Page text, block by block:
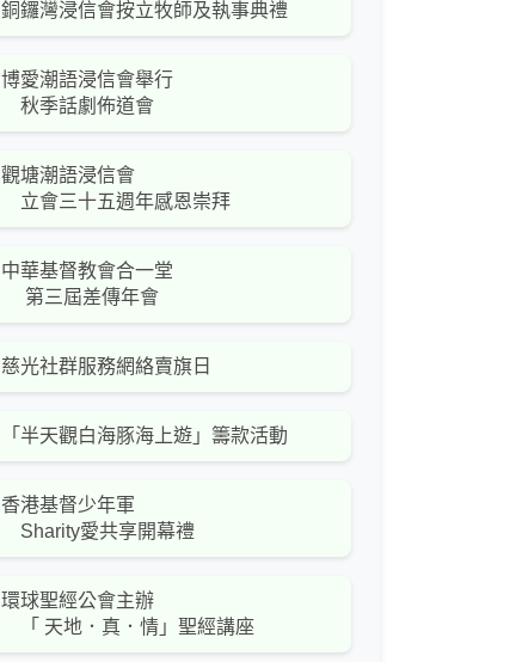
銅鑼灣浸信會按立牧師及執事典禮
博愛潮語浸信會舉行
秋季話劇佈道會
觀塘潮語浸信會
立會三十五週年感恩崇拜
中華基督教會合一堂
第三屆差傳年會
慈光社群服務網絡賣旗日
「半天觀白海豚海上遊」籌款活動
香港基督少年軍
Sharity愛共享開幕禮
環球聖經公會主辦
「 天地．真．情」聖經講座